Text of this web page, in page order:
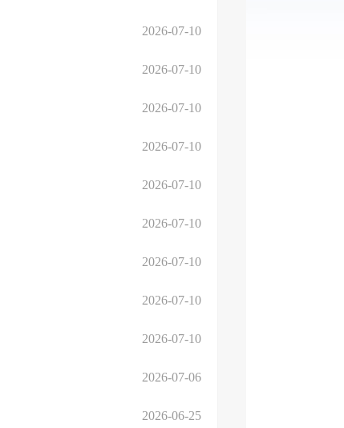
2026-07-10
2026-07-10
2026-07-10
2026-07-10
2026-07-10
2026-07-10
2026-07-10
2026-07-10
2026-07-10
2026-07-06
2026-06-25